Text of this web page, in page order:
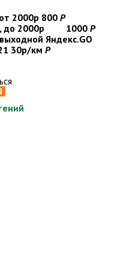
2000р 800 Р
до 2000р 1000 Р
Яндекс.GO
30р/км Р